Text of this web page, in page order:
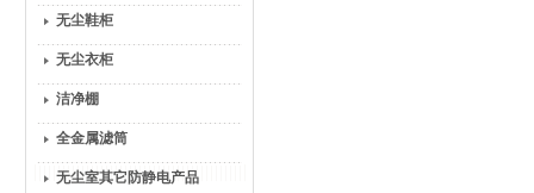
无尘鞋柜
无尘衣柜
洁净棚
全金属滤筒
无尘室其它防静电产品